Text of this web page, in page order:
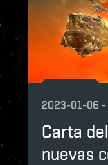
2023-01-06 -
Carta
nuevas